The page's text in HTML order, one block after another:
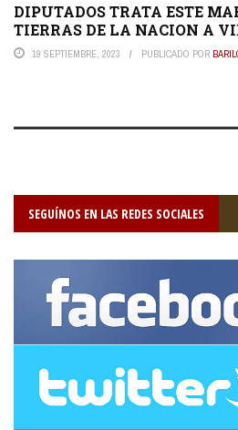
DIPUTADOS TRATA ESTE
TIERRAS DE LA NACION A
19 SEPTIEMBRE, 2023 PUBLICADO POR
SEGUÍNOS EN LAS REDES SOCIALES